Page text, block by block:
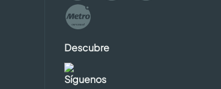
Descubre
Síguenos